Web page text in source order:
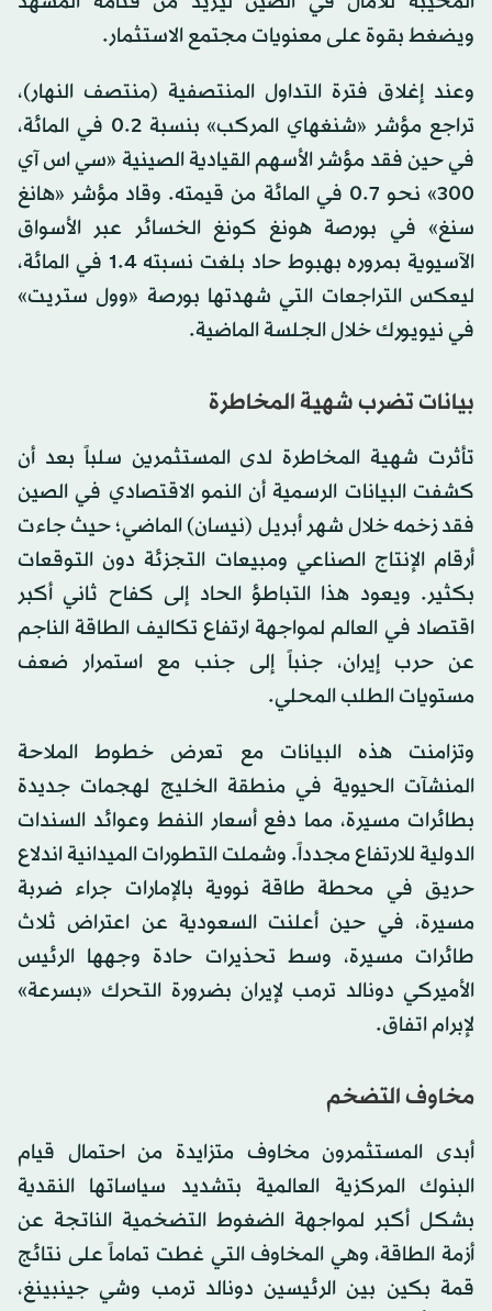
ويضغط بقوة على معنويات مجتمع الاستثمار.
وعند إغلاق فترة التداول المنتصفية (منتصف النهار)،
تراجع مؤشر «شنغهاي المركب» بنسبة 0.2 في المائة،
في حين فقد مؤشر الأسهم القيادية الصينية «سي اس آي
300» نحو 0.7 في المائة من قيمته. وقاد مؤشر «هانغ
سنغ» في بورصة هونغ كونغ الخسائر عبر الأسواق
الآسيوية بمروره بهبوط حاد بلغت نسبته 1.4 في المائة،
ليعكس التراجعات التي شهدتها بورصة «وول ستريت»
في نيويورك خلال الجلسة الماضية.
بيانات تضرب شهية المخاطرة
تأثرت شهية المخاطرة لدى المستثمرين سلباً بعد أن
كشفت البيانات الرسمية أن النمو الاقتصادي في الصين
فقد زخمه خلال شهر أبريل (نيسان) الماضي؛ حيث جاءت
أرقام الإنتاج الصناعي ومبيعات التجزئة دون التوقعات
بكثير. ويعود هذا التباطؤ الحاد إلى كفاح ثاني أكبر
اقتصاد في العالم لمواجهة ارتفاع تكاليف الطاقة الناجم
عن حرب إيران، جنباً إلى جنب مع استمرار ضعف
مستويات الطلب المحلي.
وتزامنت هذه البيانات مع تعرض خطوط الملاحة
المنشآت الحيوية في منطقة الخليج لهجمات جديدة
بطائرات مسيرة، مما دفع أسعار النفط وعوائد السندات
الدولية للارتفاع مجدداً. وشملت التطورات الميدانية اندلاع
حريق في محطة طاقة نووية بالإمارات جراء ضربة
مسيرة، في حين أعلنت السعودية عن اعتراض ثلاث
طائرات مسيرة، وسط تحذيرات حادة وجهها الرئيس
الأميركي دونالد ترمبلإيران بضرورة التحرك «بسرعة»
لإبرام اتفاق.
مخاوف التضخم
أبدى المستثمرون مخاوف متزايدة من احتمال قيام
البنوك المركزية العالمية بتشديد سياساتها النقدية
بشكل أكبر لمواجهة الضغوط التضخمية الناتجة عن
أزمة الطاقة، وهي المخاوف التي غطت تماماً على نتائج
قمة بكين بين الرئيسين دونالد ترمب وشي جينبينغ،